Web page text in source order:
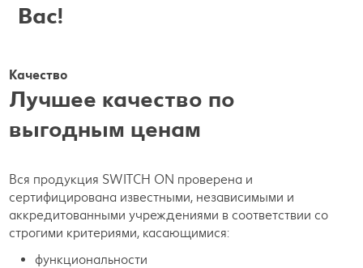
Вас!
Качество
Лучшее качество по
выгодным ценам
Вся продукция SWITCH ON проверена и
сертифицирована известными, независимыми и
аккредитованными учреждениями в соответствии со
строгими критериями, касающимися:
функциональности